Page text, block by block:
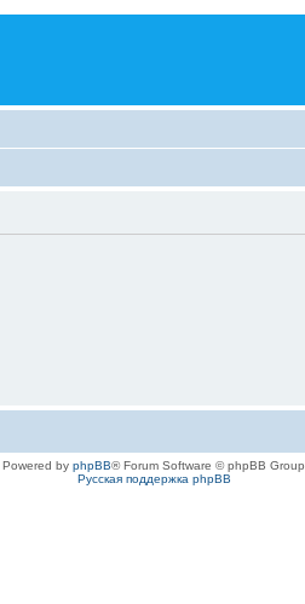
Powered by phpBB® Forum Software © phpBB Group
Русская поддержка phpBB